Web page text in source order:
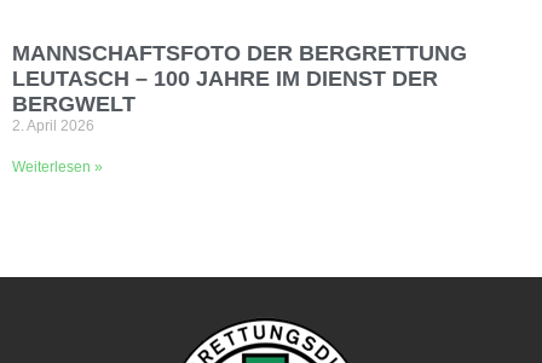
MANNSCHAFTSFOTO DER BERGRETTUNG
LEUTASCH – 100 JAHRE IM DIENST DER
BERGWELT
2. April 2026
Weiterlesen »